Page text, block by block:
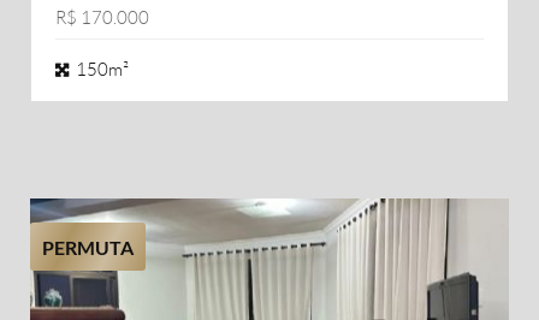
R$ 170.000
150m²
PERMUTA